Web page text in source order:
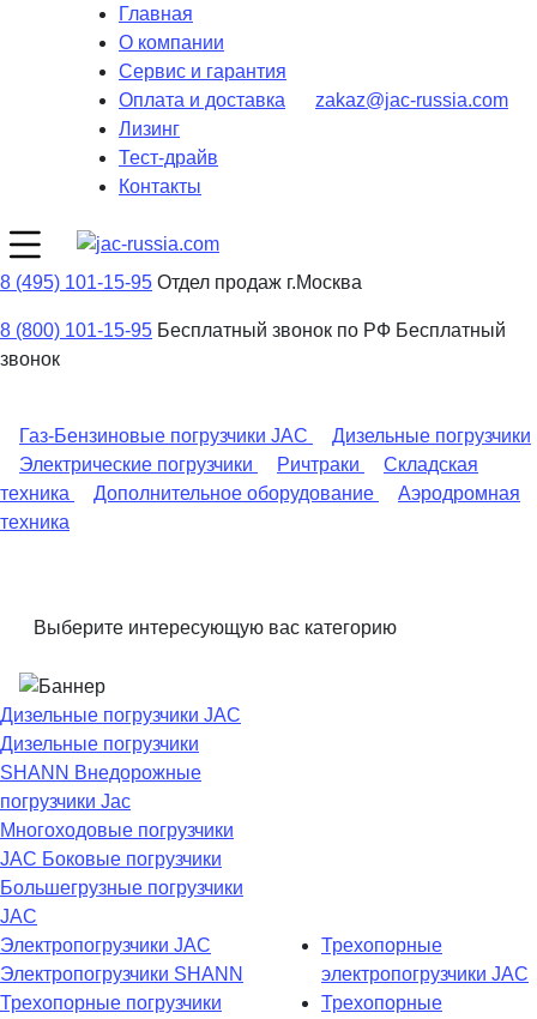
Главная
О компании
Сервис и гарантия
Оплата и доставка
Лизинг
Тест-драйв
Контакты
zakaz@jac-russia.com
8 (495) 101-15-95 Отдел продаж г.Москва
8 (800) 101-15-95 Бесплатный звонок по РФ Бесплатный
звонок
Газ-Бензиновые погрузчики JAC
Дизельные погрузчики
Электрические погрузчики
Ричтраки
Складская
техника
Дополнительное оборудование
Аэродромная
техника
Выберите интересующую вас категорию
Дизельные погрузчики JAC
Дизельные погрузчики
SHANN Внедорожные
погрузчики Jac
Многоходовые погрузчики
JAC Боковые погрузчики
Большегрузные погрузчики
JAC
Электропогрузчики JAC
Электропогрузчики SHANN
Трехопорные погрузчики
Трехопорные
электропогрузчики JAC
Трехопорные